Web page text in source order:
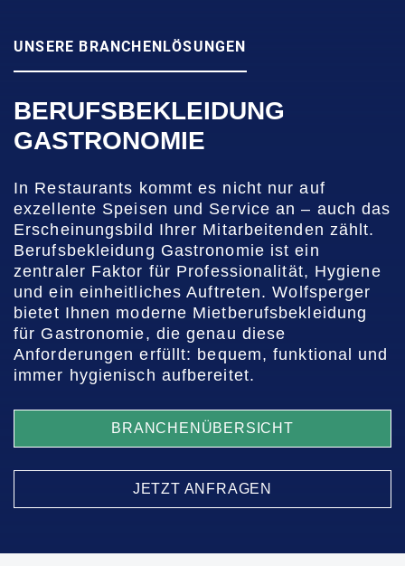
UNSERE BRANCHENLÖSUNGEN
BERUFSBEKLEIDUNG
GASTRONOMIE
In Restaurants kommt es nicht nur auf
exzellente Speisen und Service an – auch das
Erscheinungsbild Ihrer Mitarbeitenden zählt.
Berufsbekleidung Gastronomie ist ein
zentraler Faktor für Professionalität, Hygiene
und ein einheitliches Auftreten. Wolfsperger
bietet Ihnen moderne Mietberufsbekleidung
für Gastronomie, die genau diese
Anforderungen erfüllt: bequem, funktional und
immer hygienisch aufbereitet.
BRANCHENÜBERSICHT
JETZT ANFRAGEN